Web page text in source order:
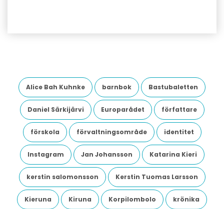
Alice Bah Kuhnke barnbok Bastubaletten
Daniel Särkijärvi Europarådet författare
förskola förvaltningsområde identitet
Instagram Jan Johansson Katarina Kieri
kerstin salomonsson Kerstin Tuomas Larsson
Kieruna Kiruna Korpilombolo krönika